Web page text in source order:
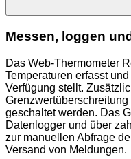
Messen, loggen
Das Web-Thermometer
Temperaturen erfasst
Verfügung stellt.
geschaltet werden. Das
Datenlogger und über
zur manuellen Abfrage
Versand von Meldungen.